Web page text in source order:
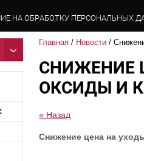
НА ОБРАБОТКУ ПЕРСОНАЛЬНЫХ
Главная / Новости /
СНИЖЕНИЕ
ОКСИДЫ И
« Назад
Снижение цена на